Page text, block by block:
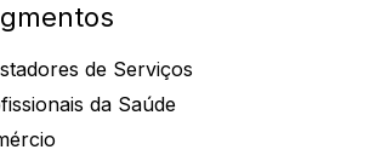
de Serviços
da Saúde